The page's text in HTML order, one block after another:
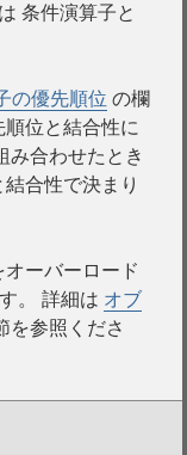
条件演算子と
の優先順位 の欄
位と結合性に
み合わせたとき
合性で決まり
ーバーロード
。 詳細は オブ
を参照くださ